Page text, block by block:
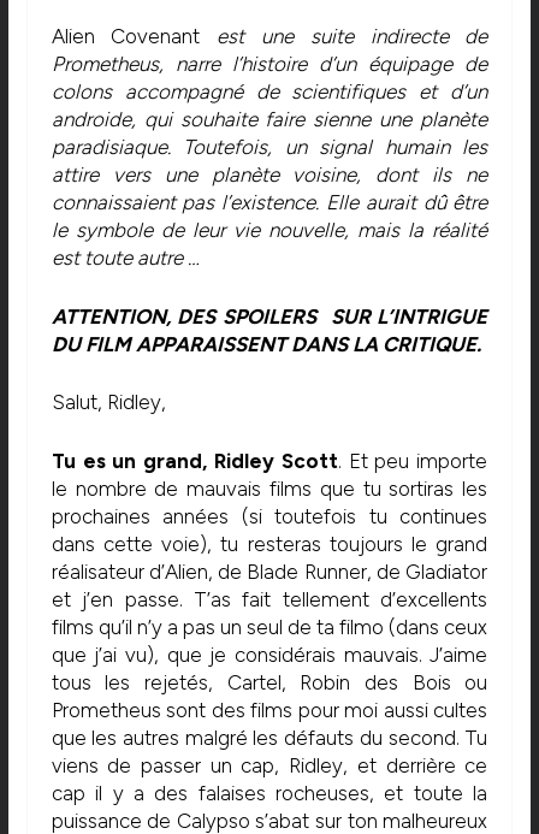
Alien Covenant est une suite indirecte de
Prometheus, narre l’histoire d’un équipage de
colons accompagné de scientifiques et d’un
androide, qui souhaite faire sienne une planète
paradisiaque. Toutefois, un signal humain les
attire vers une planète voisine, dont ils ne
connaissaient pas l’existence. Elle aurait dû être
le symbole de leur vie nouvelle, mais la réalité
est toute autre …
ATTENTION, DES SPOILERS SUR L’INTRIGUE
DU FILM APPARAISSENT DANS LA CRITIQUE.
Salut, Ridley,
Tu es un grand, Ridley Scott. Et peu importe
le nombre de mauvais films que tu sortiras les
prochaines années (si toutefois tu continues
dans cette voie), tu resteras toujours le grand
réalisateur d’Alien, de Blade Runner, de Gladiator
et j’en passe. T’as fait tellement d’excellents
films qu’il n’y a pas un seul de ta filmo (dans ceux
que j’ai vu), que je considérais mauvais. J’aime
tous les rejetés, Cartel, Robin des Bois ou
Prometheus sont des films pour moi aussi cultes
que les autres malgré les défauts du second. Tu
viens de passer un cap, Ridley, et derrière ce
cap il y a des falaises rocheuses, et toute la
puissance de Calypso s’abat sur ton malheureux